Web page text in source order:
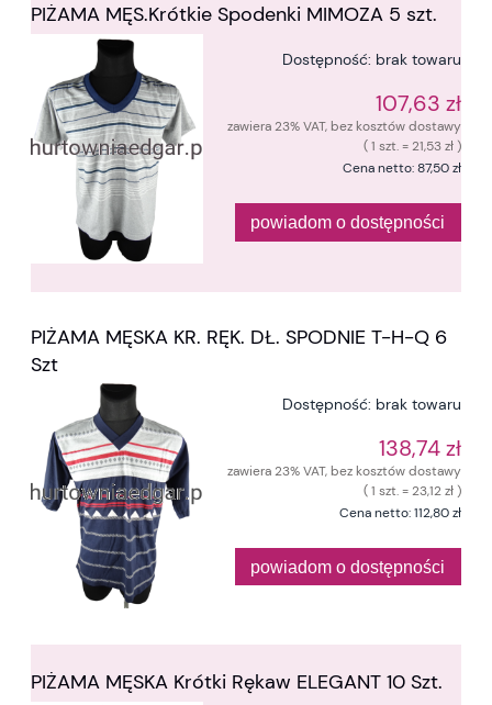
PIŻAMA MĘS.Krótkie Spodenki MIMOZA 5 szt.
Dostępność: brak towaru
107,63 zł
zawiera 23% VAT, bez kosztów dostawy
( 1 szt. = 21,53 zł )
Cena netto:87,50 zł
powiadom o dostępności
PIŻAMA MĘSKA KR. RĘK. DŁ. SPODNIE T-H-Q 6
Szt
Dostępność: brak towaru
138,74 zł
zawiera 23% VAT, bez kosztów dostawy
( 1 szt. = 23,12 zł )
Cena netto:112,80 zł
powiadom o dostępności
PIŻAMA MĘSKA Krótki Rękaw ELEGANT 10 Szt.